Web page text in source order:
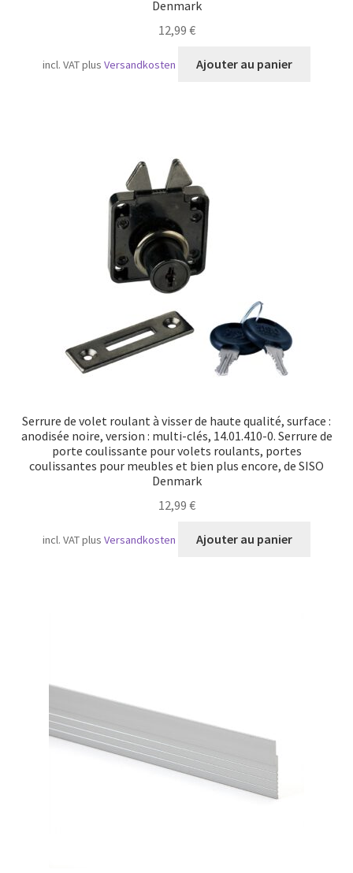
Denmark
12,99 €
incl. VATplusVersandkosten Ajouter au panier
Serrure de volet roulant à visser de haute qualité, surface :
anodisée noire, version : multi-clés, 14.01.410-0. Serrure de
porte coulissante pour volets roulants, portes
coulissantes pour meubles et bien plus encore, de SISO
Denmark
12,99 €
incl. VATplusVersandkosten Ajouter au panier